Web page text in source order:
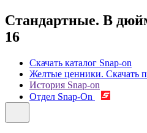
Стандартные. В
16
Скачать каталог Snap-on
Желтые ценники. Скачать
История Snap-on
Отдел Snap-On